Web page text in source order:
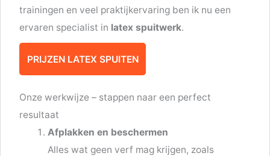
trainingen en veel praktijkervaring ben ik nu een
ervaren specialist in latex spuitwerk.
PRIJZEN LATEX SPUITEN
Onze werkwijze – stappen naar een perfect
resultaat
Afplakken en beschermen
Alles wat geen verf mag krijgen, zoals